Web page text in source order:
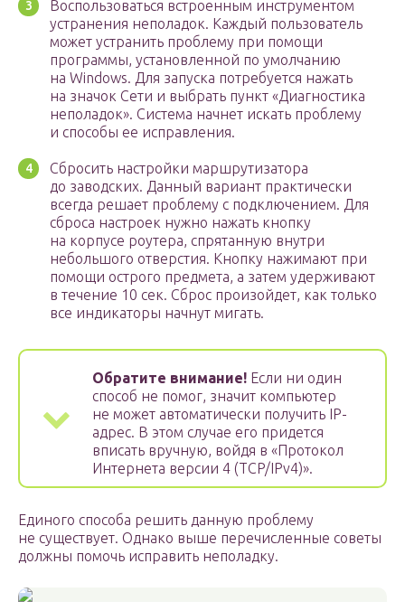
Воспользоваться встроенным инструментом
устранения неполадок. Каждый пользователь
может устранить проблему при помощи
программы, установленной по умолчанию
на Windows. Для запуска потребуется нажать
на значок Сети и выбрать пункт «Диагностика
неполадок». Система начнет искать проблему
и способы ее исправления.
Сбросить настройки маршрутизатора
до заводских. Данный вариант практически
всегда решает проблему с подключением. Для
сброса настроек нужно нажать кнопку
на корпусе роутера, спрятанную внутри
небольшого отверстия. Кнопку нажимают при
помощи острого предмета, а затем удерживают
в течение 10 сек. Сброс произойдет, как только
все индикаторы начнут мигать.
Обратите внимание! Если ни один
способ не помог, значит компьютер
не может автоматически получить IP-
адрес. В этом случае его придется
вписать вручную, войдя в «Протокол
Интернета версии 4 (TCP/IPv4)».
Единого способа решить данную проблему
не существует. Однако выше перечисленные советы
должны помочь исправить неполадку.